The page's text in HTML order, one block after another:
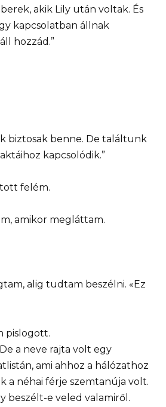
akik Lily után voltak. És
kapcsolatban állnak
hozzád.”
biztosak benne. De találtunk
kapcsolódik.”
felém.
amikor megláttam.
alig tudtam beszélni. «Ez
pislogott.
a neve rajta volt egy
ami ahhoz a hálózathoz
a néhai férje szemtanúja volt.
beszélt-e veled valamiről.